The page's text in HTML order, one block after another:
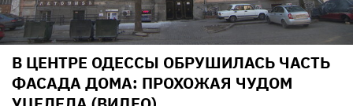
В ЦЕНТРЕ ОДЕССЫ ОБРУШИЛАСЬ ЧАСТЬ
ФАСАДА ДОМА: ПРОХОЖАЯ ЧУДОМ